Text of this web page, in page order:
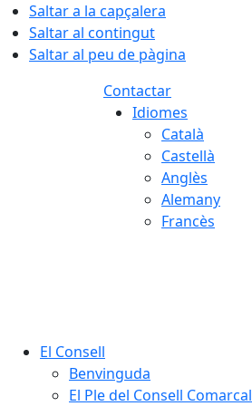
Saltar a la capçalera
Saltar al contingut
Saltar al peu de pàgina
Contactar
Idiomes
Català
Castellà
Anglès
Alemany
Francès
El Consell
Benvinguda
El Ple del Consell Comarcal